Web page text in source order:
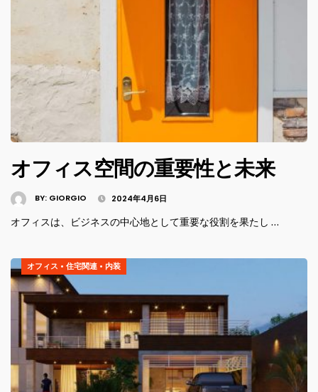
オフィス空間の重要性と未来
BY: GIORGIO 2024年4月6日
オフィスは、ビジネスの中心地として重要な役割を果たし …
オフィス • 住宅関連 • 内装